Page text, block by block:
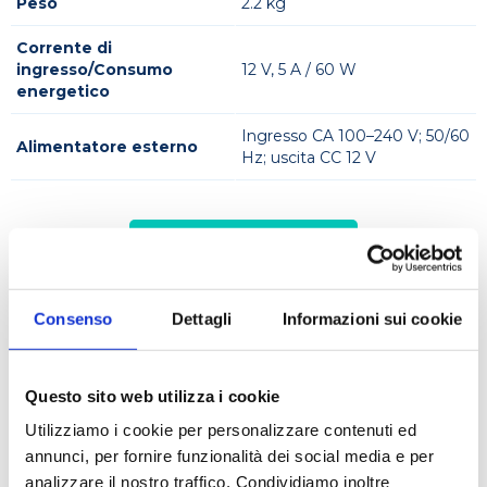
Consenso Dettagli Informazioni sui cookie
Questo sito web utilizza i cookie
Utilizziamo i cookie per personalizzare contenuti ed
annunci, per fornire funzionalità dei social media e per
analizzare il nostro traffico. Condividiamo inoltre
Corrente di
ingresso/Consumo
energetico
12 V, 5 A / 60 W
Alimentatore esterno
Ingresso CA 100–240 V; 50/60
Hz; uscita CC 12 V
Caratteristiche del bioreattore:
Miscelazione innovativa grazie alla rotazione
invertita del campione intorno al proprio asse.
possibile misurare la densità ottica della sonda in
tempo reale in modo non invasivo.